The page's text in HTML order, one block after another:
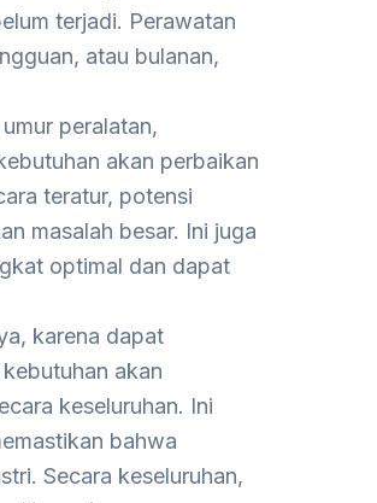
terjadi. Perawatan
atau bulanan,
peralatan,
akan perbaikan
teratur, potensi
masalah besar. Ini juga
optimal dan dapat
karena dapat
akan
keseluruhan. Ini
bahwa
Secara keseluruhan,